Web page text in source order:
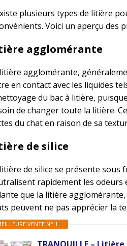
plusieurs types de litière
Voici un aperçu des
agglomérante
agglomérante,
en contact avec les liquides
du bac à litière,
de changer toute la litière.
du chat en raison de sa
de silice
de silice se présente
rapidement les odeurs
que la litière
peuvent ne pas apprécier la
VENTE N° 1